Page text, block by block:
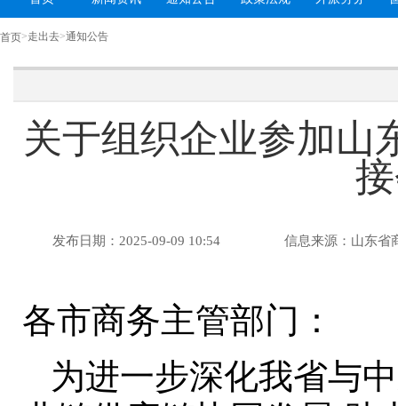
首页>走出去>通知公告
关于组织企业参加山
发布日期：2025-09-09 10:54 信息来源：山东省
各市商务主管部门：
为进一步深化我省与